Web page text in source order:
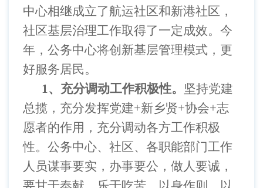
中心相继成立了航运社区和新港社区，
社区基层治理工作取得了一定成效。今
年，公务中心将创新基层管理模式，更
好服务居民。
1、充分调动工作积极性。 坚持党建
总揽，充分发挥党建+新乡贤+协会+志
愿者的作用，充分调动各方工作积极
性。公务中心、社区、各职能部门工作
人员谋事要实，办事要公，做人要诚，